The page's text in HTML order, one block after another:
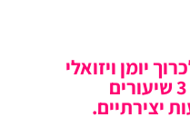
דרכים לכרוך יומן ויזואלי
עבודת יד, הקורס כולל 3 שיעורים
יצירתיים.